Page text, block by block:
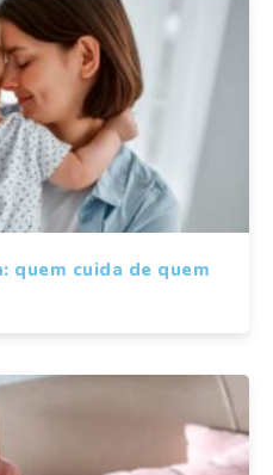
quem cuida de quem